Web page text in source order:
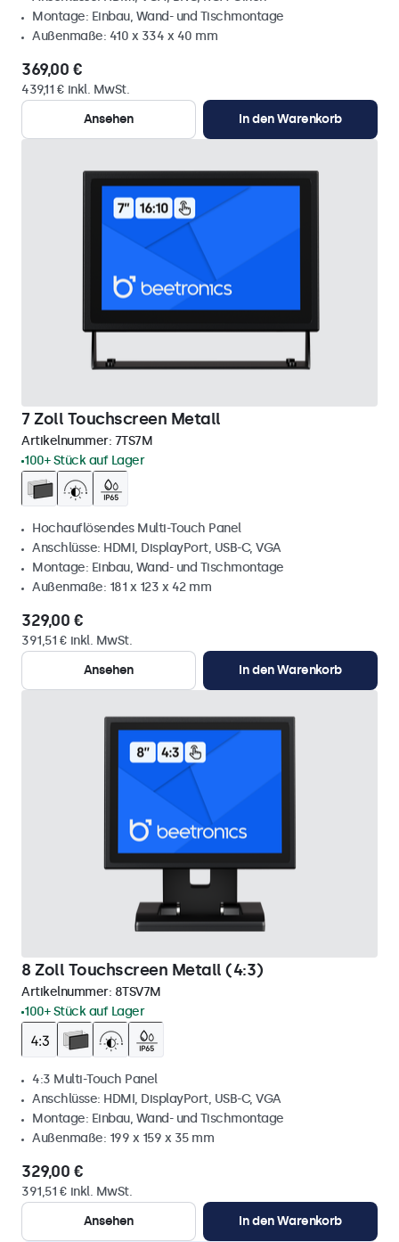
Montage: Einbau, Wand- und Tischmontage
Außenmaße: 410 x 334 x 40 mm
369,00 €
439,11 € inkl. MwSt.
Ansehen
In den Warenkorb
7 Zoll Touchscreen Metall
Artikelnummer: 7TS7M
100+ Stück auf Lager
Hochauflösendes Multi-Touch Panel
Anschlüsse: HDMI, DisplayPort, USB-C, VGA
Montage: Einbau, Wand- und Tischmontage
Außenmaße: 181 x 123 x 42 mm
329,00 €
391,51 € inkl. MwSt.
Ansehen
In den Warenkorb
8 Zoll Touchscreen Metall (4:3)
Artikelnummer: 8TSV7M
100+ Stück auf Lager
4:3 Multi-Touch Panel
Anschlüsse: HDMI, DisplayPort, USB-C, VGA
Montage: Einbau, Wand- und Tischmontage
Außenmaße: 199 x 159 x 35 mm
329,00 €
391,51 € inkl. MwSt.
Ansehen
In den Warenkorb